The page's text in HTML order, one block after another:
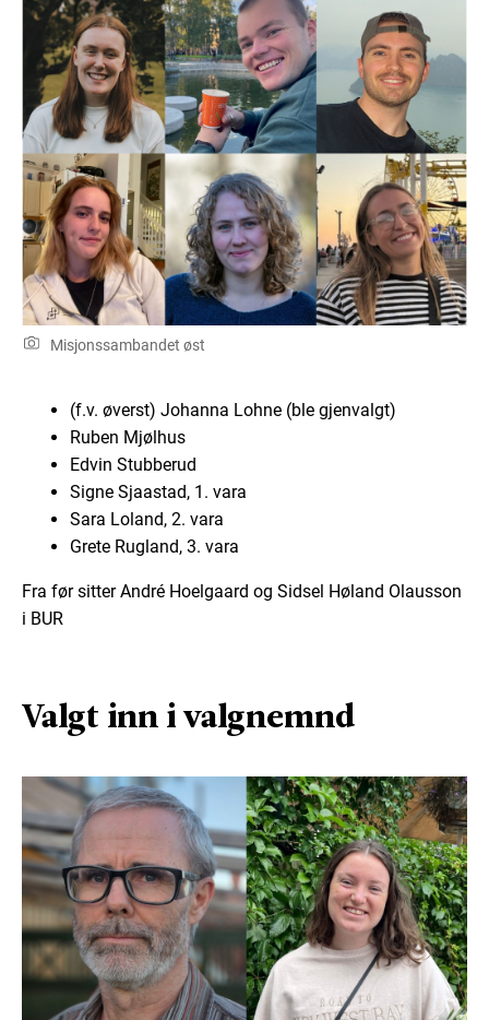
Misjonssambandet øst
(f.v. øverst) Johanna Lohne (ble gjenvalgt)
Ruben Mjølhus
Edvin Stubberud
Signe Sjaastad, 1. vara
Sara Loland, 2. vara
Grete Rugland, 3. vara
Fra før sitter André Hoelgaard og Sidsel Høland Olausson
i BUR
Valgt inn i valgnemnd